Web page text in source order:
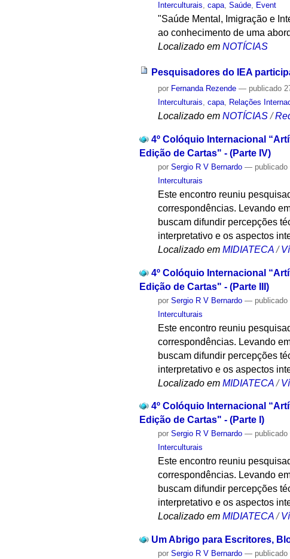
Interculturais,capa,Saúde, Event
"Saúde Mental, Imigração e
ao conhecimento de uma
Localizado em NOTÍCIAS
Pesquisadores do IEA
por Fernanda Rezende — publicado
Interculturais,capa, Relações
Localizado em NOTÍCIAS /
4º Colóquio Internacional
Edição de Cartas" - (Parte IV)
porSergio R V Bernardo — publicado
Interculturais
Este encontro reuniu
correspondências. Levando
buscam difundir percepções
interpretativo e os aspectos
Localizado em MIDIATECA /
4º Colóquio Internacional
Edição de Cartas" - (Parte III)
porSergio R V Bernardo — publicado
Interculturais
Este encontro reuniu
correspondências. Levando
buscam difundir percepções
interpretativo e os aspectos
Localizado em MIDIATECA /
4º Colóquio Internacional
Edição de Cartas" - (Parte I)
porSergio R V Bernardo — publicado
Interculturais
Este encontro reuniu
correspondências. Levando
buscam difundir percepções
interpretativo e os aspectos
Localizado em MIDIATECA /
Um Abrigo para Escritores,
porSergio R V Bernardo — publicado